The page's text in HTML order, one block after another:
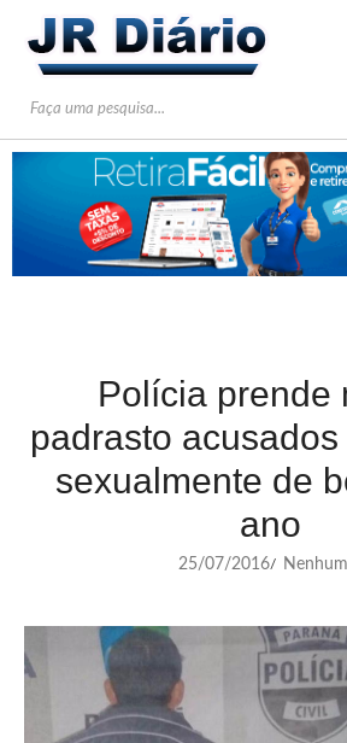
Polícia prende
padrasto
sexualmente de
ano
25/07/2016/